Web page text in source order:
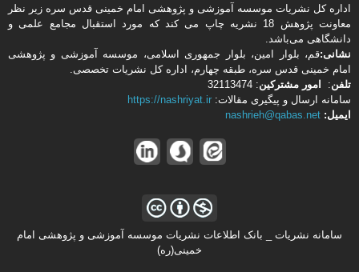
اداره كل نشریات موسسه آموزشی و پژوهشی امام خمینی قدس سره زیر نظر
معاونت پژوهش 18 نشریه چاپ می کند که مورد استقبال مجامع علمی و
دانشگاهی می‌باشد.
نشانی:قم، بلوار امین، بلوار جمهوری اسلامی، موسسه آموزشی و پژوهشی
امام خمینی قدس سره، طبقه چهارم، اداره كل نشریات تخصصی.
تلفن: امور مشتركین: 32113474
سامانه ارسال و پیگیری مقالات: https://nashriyat.ir
ایمیل: nashrieh@qabas.net
سامانه نشریات _ بانک اطلاعات نشریات موسسه آموزشی و پژوهشی امام
خمینی(ره)